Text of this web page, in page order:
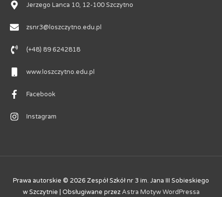
Jerzego Lanca 10, 12-100 Szczytno
zsnr3@loszczytno.edu.pl
(+48) 89 6242818
www.loszczytno.edu.pl
Facebook
Instagram
Prawa autorskie © 2026 Zespół Szkół nr 3 im. Jana III Sobieskiego
w Szczytnie | Obsługiwane przezAstra Motyw WordPressa